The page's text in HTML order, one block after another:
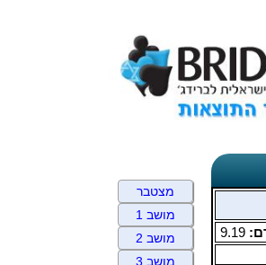
9.19
מצטבר
מושב 1
מושב 2
מושב 3